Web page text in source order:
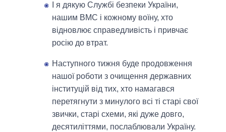
І я дякую Службі безпеки України,
нашим ВМС і кожному воїну, хто
відновлює справедливість і привчає
росію до втрат.
Наступного тижня буде продовження
нашої роботи з очищення державних
інституцій від тих, хто намагався
перетягнути з минулого всі ті старі свої
звички, старі схеми, які дуже довго,
десятиліттями, послаблювали Україну.